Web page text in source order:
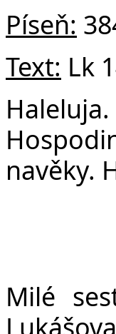
Píseň:
Text: Lk
navěky.
Milé